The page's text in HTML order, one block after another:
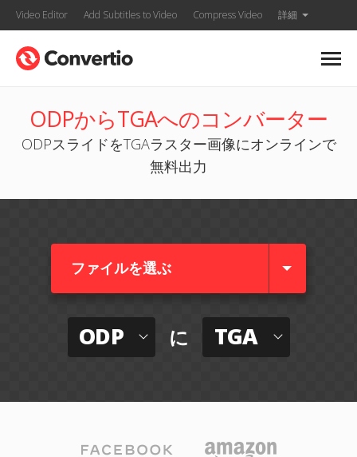
Video Editor Add Subtitles to Video Compress Video 詳細
ODPからTGAへのコンバーター
ODPスライドをTGAラスター画像にオンラインで
無料出力
ファイルを選ぶ
ODP に TGA